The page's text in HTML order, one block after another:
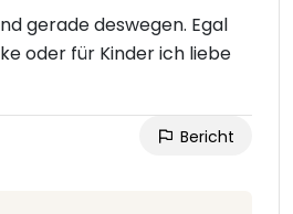
gerade deswegen. Egal
oder für Kinder ich liebe
Bericht